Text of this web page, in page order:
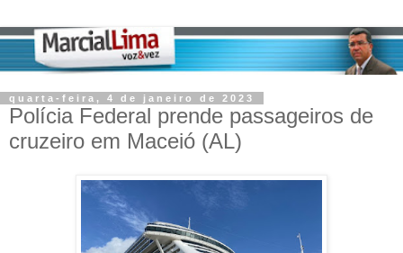
quarta-feira, 4 de janeiro de 2023
Polícia Federal prende passageiros de
cruzeiro em Maceió (AL)